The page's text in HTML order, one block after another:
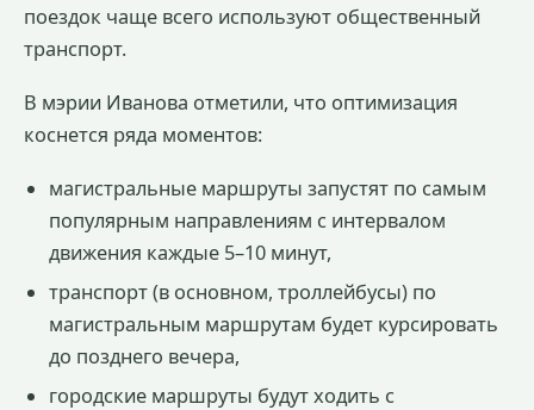
поездок чаще всего используют общественный
транспорт.
В мэрии Иванова отметили, что оптимизация
коснется ряда моментов:
магистральные маршруты запустят по самым
популярным направлениям с интервалом
движения каждые 5–10 минут,
транспорт (в основном, троллейбусы) по
магистральным маршрутам будет курсировать
до позднего вечера,
городские маршруты будут ходить с